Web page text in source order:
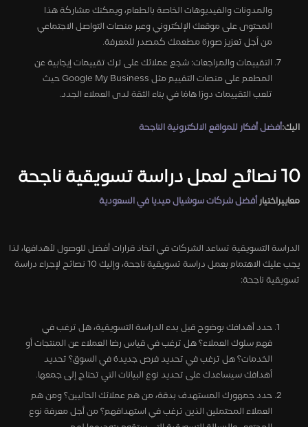
والمدونات والفيديوهات الخاصة بالطعام، ويمكنك مشاركة هذا
المحتوى على موقعك الإلكتروني وعبر منصات التواصل الاجتماعي
من أجل تعزيز صورة مطعمك كمصدر للمعرفة.
التقييمات والمراجعات: شجع عملائك على ترك تقييمات إيجابية عن
المطعم على منصات التقييم مثل Google My Business حيث
تلعب التقييمات دورًا هامًا في بناء الثقة لدى العملاء الجدد.
اليك: أفضل أفكار للمواقع الالكترونية الناجحة
10 نصائح لعمل دراسة تسويقية ناجحة
معاييراختيار أفضل شركات سوشيال ميديا في السعودية
الدراسة التسويقية تساعد الشركات في اتخاذ قرارات أفضل للوصول لأهدافها، لذا
يجب عليك الاهتمام بعمل دراسة تسويقية ناجحة، وإليك 10 نصائح لإجراء دراسة
تسويقية ناجحة:
حدد أهدافك بوضوح قبل بدء الدراسة التسويقية، هل ترغب في
فهم سلوك العملاء؟ هل ترغب في قياس رضا العملاء عن المنتجات أو
الخدمات؟ هل ترغب في تحديد فرص جديدة في السوق؟ تحديد
أهدافك سيساعدك على تحديد نوع البيانات التي تحتاج إلى جمعها.
حدد جمهورك المستهدف بدقة، من هم عملائك الحاليين؟ ومن هم
العملاء المحتملين الذين ترغب في استهدافهم؟ من أجل معرفة نوع